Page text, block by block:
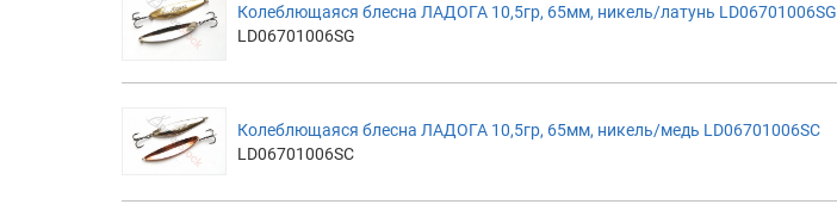
Колеблющаяся блесна ЛАДОГА 10,5гр, 65мм, никель/латунь LD06701006SG
LD06701006SG
Колеблющаяся блесна ЛАДОГА 10,5гр, 65мм, никель/медь LD06701006SC
LD06701006SC